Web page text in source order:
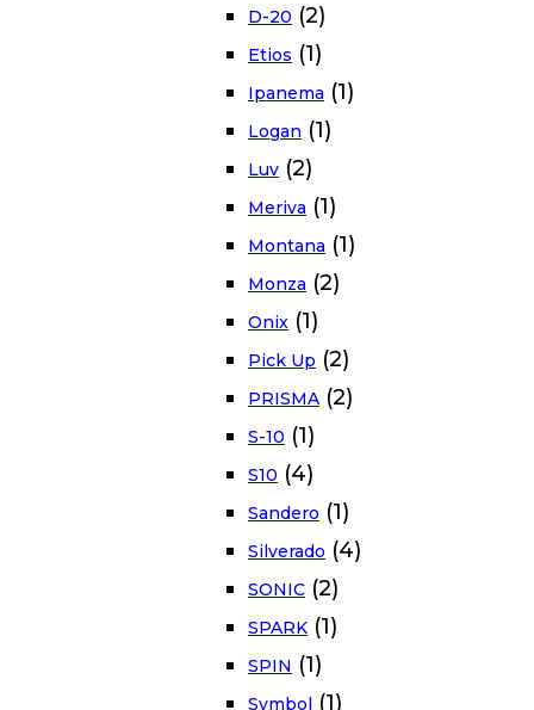
D-20 (2)
Etios (1)
Ipanema (1)
Logan (1)
Luv (2)
Meriva (1)
Montana (1)
Monza (2)
Onix (1)
Pick Up (2)
PRISMA (2)
S-10 (1)
S10 (4)
Sandero (1)
Silverado (4)
SONIC (2)
SPARK (1)
SPIN (1)
Symbol (1)